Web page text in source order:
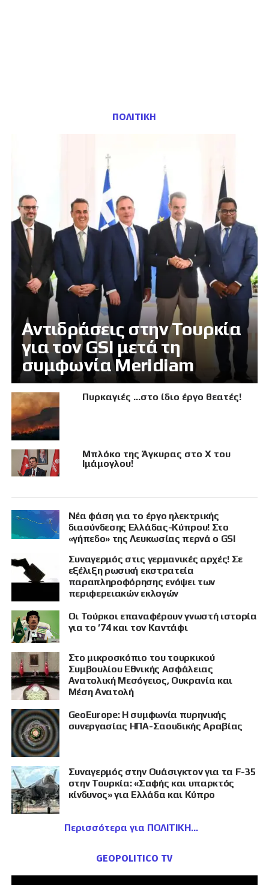
ΠΟΛΙΤΙΚΗ
Αντιδράσεις στην Τουρκία
για τον GSI μετά τη
συμφωνία Meridiam
Πυρκαγιές …στο ίδιο έργο θεατές!
Μπλόκο της Άγκυρας στο X του
Ιμάμογλου!
Νέα φάση για το έργο ηλεκτρικής
διασύνδεσης Ελλάδας-Κύπρου! Στο
«γήπεδο» της Λευκωσίας περνά ο GSI
Συναγερμός στις γερμανικές αρχές! Σε
εξέλιξη ρωσική εκστρατεία
παραπληροφόρησης ενόψει των
περιφερειακών εκλογών
Οι Τούρκοι επαναφέρουν γνωστή ιστορία
για το ’74 και τον Καντάφι
Στο μικροσκόπιο του τουρκικού
Συμβουλίου Εθνικής Ασφάλειας
Ανατολική Μεσόγειος, Ουκρανία και
Μέση Ανατολή
GeoEurope: Η συμφωνία πυρηνικής
συνεργασίας ΗΠΑ-Σαουδικής Αραβίας
Συναγερμός στην Ουάσιγκτον για τα F-35
στην Τουρκία: «Σαφής και υπαρκτός
κίνδυνος» για Ελλάδα και Κύπρο
Περισσότερα για ΠΟΛΙΤΙΚΗ
GEOPOLITICO TV